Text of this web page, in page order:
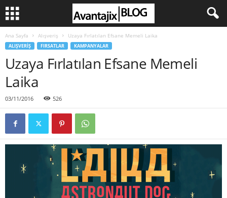
Ana Sayfa Alışveriş Uzaya Fırlatılan Efsane Memeli Laika
ALIŞVERIŞ FIRSATLAR KAMPANYALAR
Uzaya Fırlatılan Efsane Memeli
Laika
03/11/2016 526